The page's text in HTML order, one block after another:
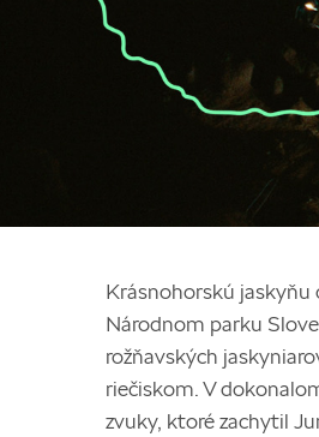
Krásnohorskú jaskyňu
Národnom parku
rožňavských
riečiskom. V
zvuky, ktoré zachytil